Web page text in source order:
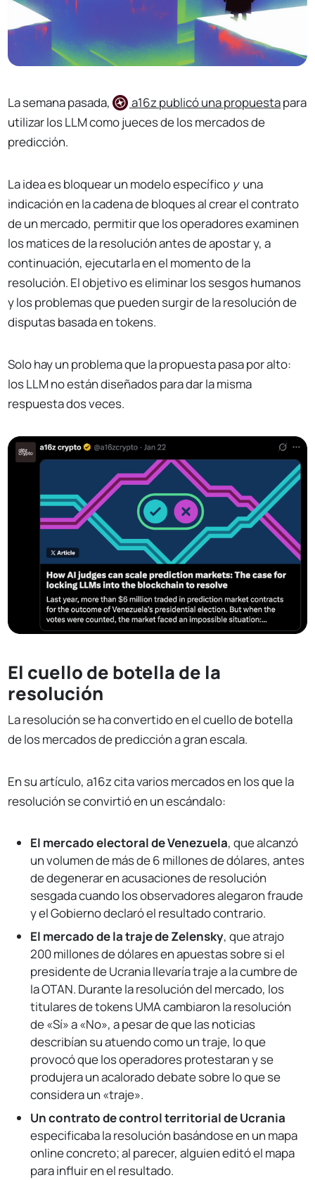
La semana pasada, a16zpublicó una propuestapara
utilizar los LLM como jueces de los mercados de
predicción.
La idea es bloquear un modelo específico y una
indicación en la cadena de bloques al crear el contrato
de un mercado, permitir que los operadores examinen
los matices de la resolución antes de apostar y, a
continuación, ejecutarla en el momento de la
resolución. El objetivo es eliminar los sesgos humanos
y los problemas que pueden surgir de la resolución de
disputas basada en tokens.
Solo hay un problema que la propuesta pasa por alto:
los LLM no están diseñados para dar la misma
respuesta dos veces.
El cuello de botella de la
resolución
La resolución se ha convertido en el cuello de botella
de los mercados de predicción a gran escala.
En su artículo, a16z cita varios mercados en los que la
resolución se convirtió en un escándalo:
El mercado electoral de Venezuela, que alcanzó
un volumen de más de 6 millones de dólares, antes
de degenerar en acusaciones de resolución
sesgada cuando los observadores alegaron fraude
y el Gobierno declaró el resultado contrario.
El mercado de la traje de Zelensky, que atrajo
200 millones de dólares en apuestas sobre si el
presidente de Ucrania llevaría traje a la cumbre de
la OTAN. Durante la resolución del mercado, los
titulares de tokens UMA cambiaron la resolución
de «Sí» a «No», a pesar de que las noticias
describían su atuendo como un traje, lo que
provocó que los operadores protestaran y se
produjera un acalorado debate sobre lo que se
considera un «traje».
Un contrato de control territorial de Ucrania
especificaba la resolución basándose en un mapa
online concreto; al parecer, alguien editó el mapa
para influir en el resultado.